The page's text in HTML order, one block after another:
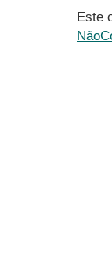
Este